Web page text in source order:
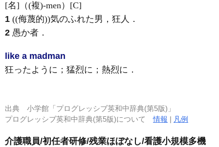
[名] （(複)-men） [C]
1 ((侮蔑的))気のふれた男，狂人 ．
2 愚か者 ．
like a madman
狂ったように；猛烈に；熱烈に ．
出典 小学館「プログレッシブ英和中辞典(第5版)」
プログレッシブ英和中辞典(第5版)について情報 | 凡例
介護職員/初任者研修/残業ほぼなし/看護小規模多機